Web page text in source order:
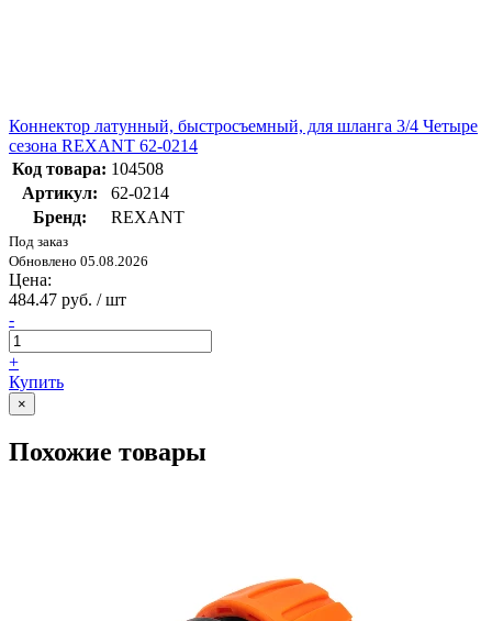
Коннектор латунный, быстросъемный, для шланга 3/4 Четыре
сезона REXANT 62-0214
Код товара: 104508
Артикул:
62-0214
Бренд:
REXANT
Под заказ
Обновлено 05.08.2026
Цена:
484.47 руб. / шт
-
+
Купить
×
Похожие товары